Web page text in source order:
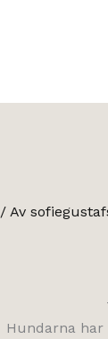
/ Av
Hundarna